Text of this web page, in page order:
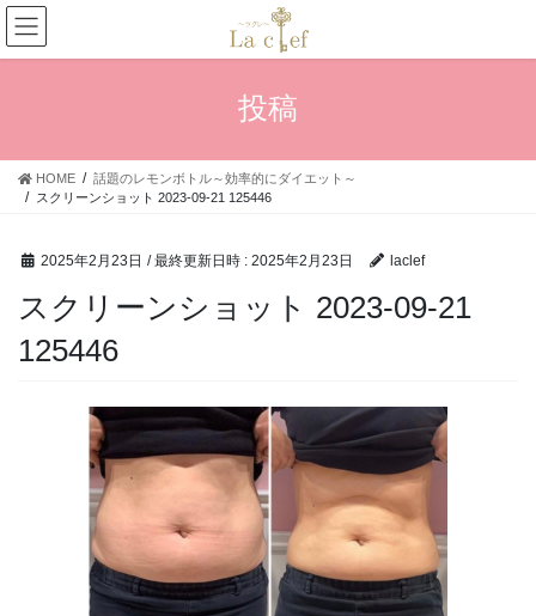
コ
ン
テ
ス
ナ
ビ
ゲ
ン
投稿
HOME
話題のレモンボトル～効率的にダイエット～
スクリーンショット 2023-09-21 125446
2025年2月23日 / 最終更新日時 : 2025年2月23日 laclef
スクリーンショット 2023-09-21
125446